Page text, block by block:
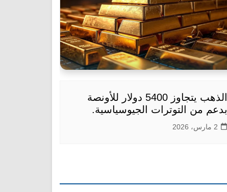
الذهب يتجاوز 5400 دولار للأونصة
بدعم من التوترات الجيوسياسية.
2 مارس، 2026